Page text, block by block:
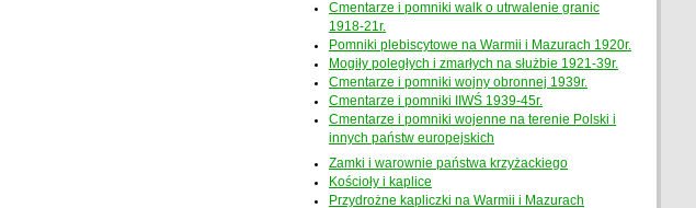
Cmentarze i pomniki walk o utrwalenie granic
1918-21r.
Pomniki plebiscytowe na Warmii i Mazurach 1920r.
Mogiły poległych i zmarłych na służbie 1921-39r.
Cmentarze i pomniki wojny obronnej 1939r.
Cmentarze i pomniki IIWŚ 1939-45r.
Cmentarze i pomniki wojenne na terenie Polski i
innych państw europejskich
Zamki i warownie państwa krzyżackiego
Kościoły i kaplice
Przydrożne kapliczki na Warmii i Mazurach